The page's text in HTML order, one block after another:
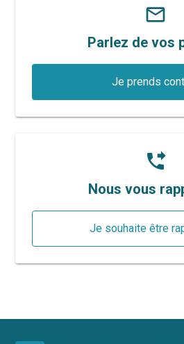
mail_outline
Parlez de vos
Je prends
phone_forwarded
Nous vous
Je souhaite être